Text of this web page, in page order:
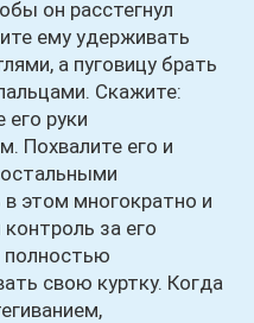
он расстегнул
ему удерживать
а пуговицу брать
Скажите:
его руки
Похвалите его и
этом многократно и
за его
полностью
свою куртку. Когда